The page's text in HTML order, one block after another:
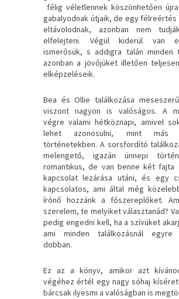
félig véletlennek köszönhetően
gabalyodnak útjaik, de egy
eltávolodnak, azonban nem
elfelejteni. Végül kiderül van
ismerősük, s addigra talán minden
azonban a jövőjüket illetően
elképzeléseik.
Bea és Ollie találkozása
viszont nagyon is valóságos. A
végre valami hétköznapi, amivel
lehet azonosulni, mint más
történetekben. A sorsfordító
melengető, igazán ünnepi
romantikus, de van benne két fajta
kapcsolat lezárása utáni, és egy
kapcsolatos, ami által még
írónő hozzánk a főszereplőket.
szerelem, te melyiket választanád?
pedig engedni kell, ha a szívüket
ami minden találkozásnál egyre
dobban.
Ez az a könyv, amikor azt
végéhez értél egy nagy sóhaj
bárcsak ilyesmi a valóságban is